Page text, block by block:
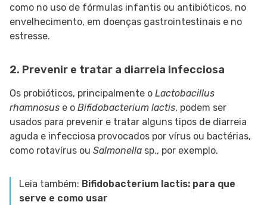
como no uso de fórmulas infantis ou antibióticos, no
envelhecimento, em doenças gastrointestinais e no
estresse.
2. Prevenir e tratar a diarreia infecciosa
Os probióticos, principalmente o Lactobacillus
rhamnosus e o Bifidobacterium lactis, podem ser
usados para prevenir e tratar alguns tipos de diarreia
aguda e infecciosa provocados por vírus ou bactérias,
como rotavírus ou Salmonella sp., por exemplo.
Leia também: Bifidobacterium lactis: para que
serve e como usar